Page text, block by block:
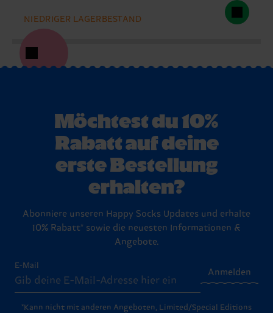
NIEDRIGER LAGERBESTAND
Möchtest du 10%
Rabatt auf deine
erste Bestellung
erhalten?
Abonniere unseren Happy Socks Updates und erhalte
10% Rabatt* sowie die neuesten Informationen &
Angebote.
E-Mail
Anmelden
*Kann nicht mit anderen Angeboten, Limited/Special Editions